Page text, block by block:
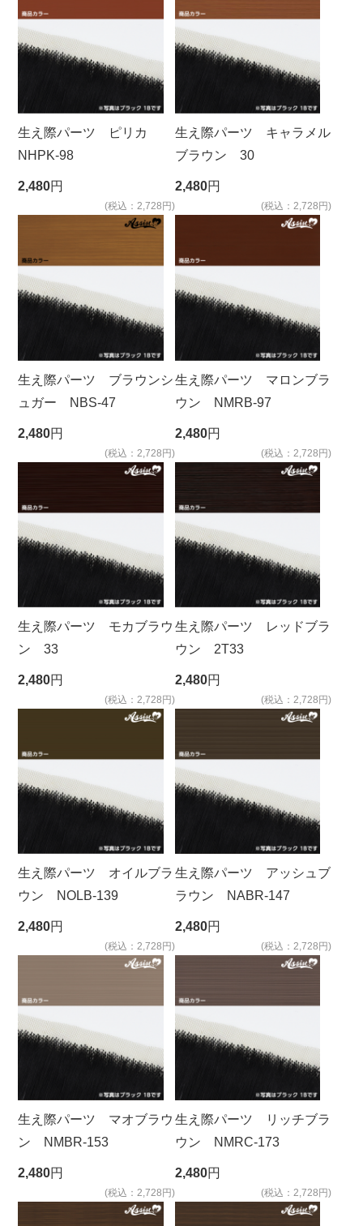
生え際パーツ ピリカ
NHPK-98
2,480円
(税込：2,728円)
生え際パーツ キャラメル
ブラウン 30
2,480円
(税込：2,728円)
生え際パーツ ブラウンシ
ュガー NBS-47
2,480円
(税込：2,728円)
生え際パーツ マロンブラ
ウン NMRB-97
2,480円
(税込：2,728円)
生え際パーツ モカブラウ
ン 33
2,480円
(税込：2,728円)
生え際パーツ レッドブラ
ウン 2T33
2,480円
(税込：2,728円)
生え際パーツ オイルブラ
ウン NOLB-139
2,480円
(税込：2,728円)
生え際パーツ アッシュブ
ラウン NABR-147
2,480円
(税込：2,728円)
生え際パーツ マオブラウ
ン NMBR-153
2,480円
(税込：2,728円)
生え際パーツ リッチブラ
ウン NMRC-173
2,480円
(税込：2,728円)